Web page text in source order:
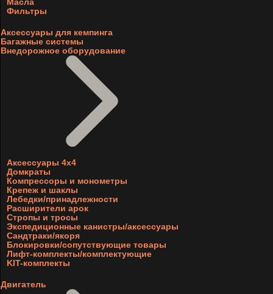
Фильтры
Аксессуары для кемпинга
Багажные системы
Внедорожное оборудование
Аксессуары 4х4
Домкраты
Компрессоры и монометры
Крепеж и шаклы
Лебедки/принадлежности
Расширители арок
Стропы и тросы
Экспедиционные канистры/аксессуары
Сандтраки/якоря
Блокировки/сопутствующие товары
Лифт-комплекты/комплектующие
KIT-комплекты
Двигатель